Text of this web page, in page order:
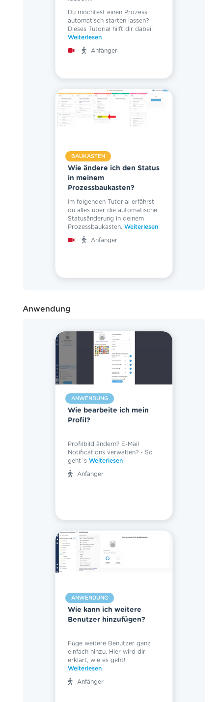
Du möchtest einen Prozess
automatisch starten lassen?
Dieses Tutorial hilft dir dabei!
Weiterlesen
Anfänger
BAUKASTEN
Wie ändere ich den Status
in meinem
Prozessbaukasten?
Im folgenden Tutorial erfährst
du alles über die automatische
Statusänderung in deinem
Prozessbaukasten. Weiterlesen
Anfänger
Anwendung
ANWENDUNG
Wie bearbeite ich mein
Profil?
Profilbild ändern? E-Mail
Notifications verwalten? - So
geht`s Weiterlesen
Anfänger
ANWENDUNG
Wie kann ich weitere
Benutzer hinzufügen?
Füge weitere Benutzer ganz
einfach hinzu. Hier wird dir
erklärt, wie es geht!
Weiterlesen
Anfänger